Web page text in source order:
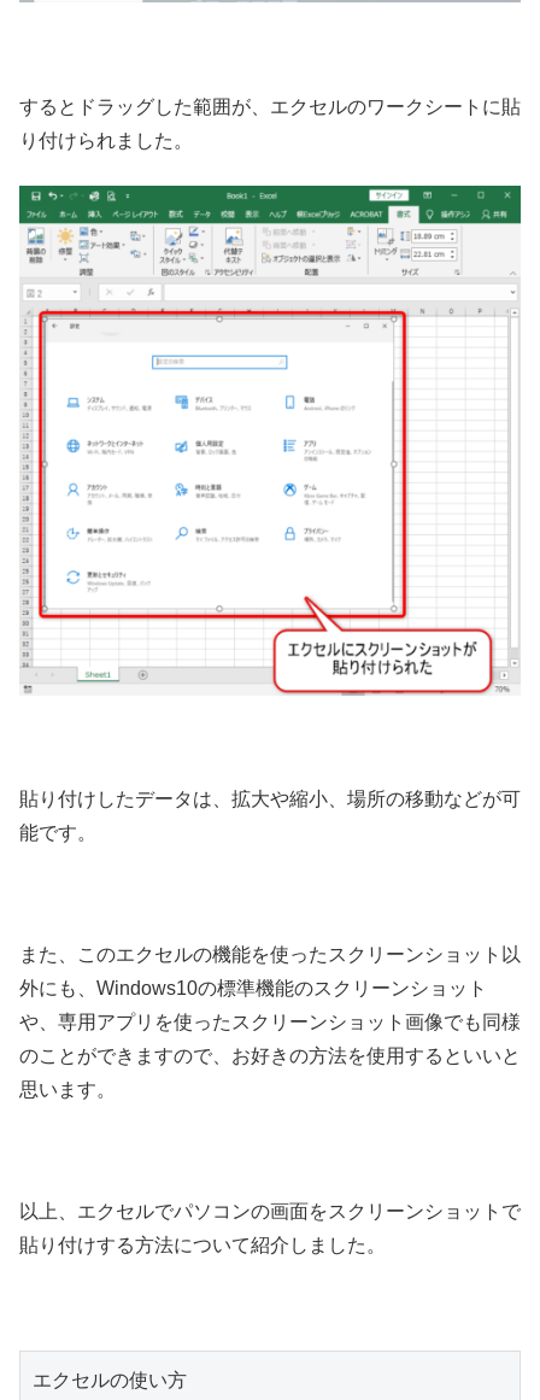
するとドラッグした範囲が、エクセルのワークシートに貼
り付けられました。
貼り付けしたデータは、拡大や縮小、場所の移動などが可
能です。
また、このエクセルの機能を使ったスクリーンショット以
外にも、Windows10の標準機能のスクリーンショット
や、専用アプリを使ったスクリーンショット画像でも同様
のことができますので、お好きの方法を使用するといいと
思います。
以上、エクセルでパソコンの画面をスクリーンショットで
貼り付けする方法について紹介しました。
エクセルの使い方